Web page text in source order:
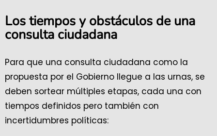
Los tiempos y obstáculos de una
consulta ciudadana
Para que una consulta ciudadana como la
propuesta por el Gobierno llegue a las urnas, se
deben sortear múltiples etapas, cada una con
tiempos definidos pero también con
incertidumbres políticas: